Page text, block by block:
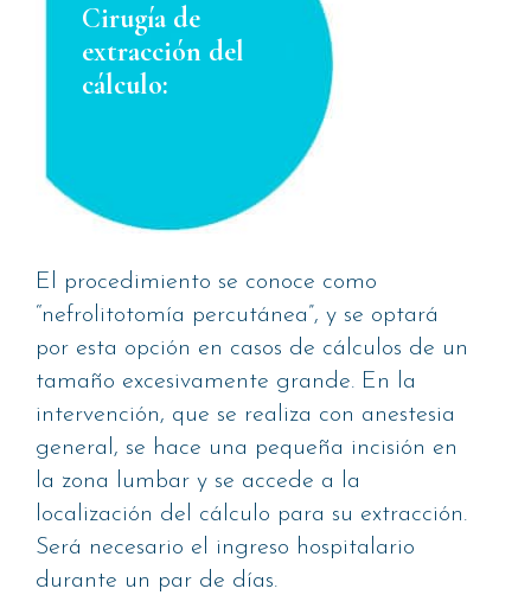
Cirugía de
extracción del
cálculo:
El procedimiento se conoce como
“nefrolitotomía percutánea”, y se optará
por esta opción en casos de cálculos de un
tamaño excesivamente grande. En la
intervención, que se realiza con anestesia
general, se hace una pequeña incisión en
la zona lumbar y se accede a la
localización del cálculo para su extracción.
Será necesario el ingreso hospitalario
durante un par de días.